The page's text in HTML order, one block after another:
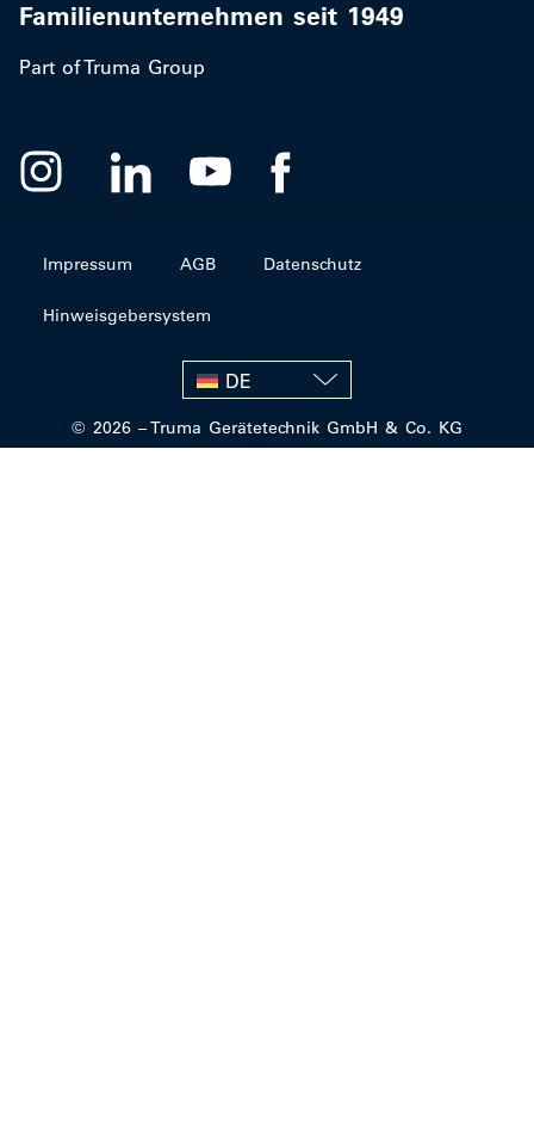
Familienunternehmen seit 1949
Part of Truma Group
© 2026 – Truma Gerätetechnik GmbH & Co. KG
Impressum AGB Datenschutz
Hinweisgebersystem
DE